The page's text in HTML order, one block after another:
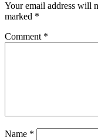
Your email address will
marked *
Comment *
Name *